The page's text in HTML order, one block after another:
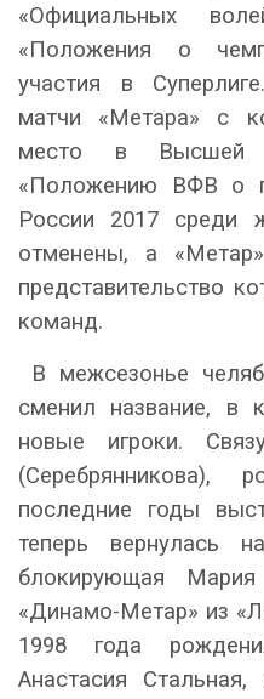
«Официальных
«Положения о
участия в
матчи «Метара» с
место в Высшей
«Положению ВФВ о
России 2017 среди
отменены, а
представительство
команд.
В межсезонье
сменил название, в
новые игроки.
(Серебрянникова),
последние годы
теперь вернулась
блокирующая
«Динамо-Метар» из
1998 года
Анастасия